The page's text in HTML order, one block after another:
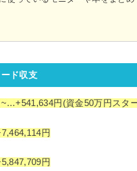
ド収支
円(資金50万円スタ
円
円